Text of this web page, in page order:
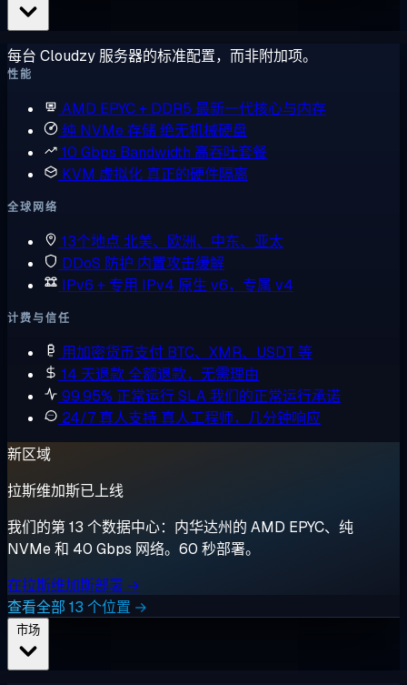
每台 Cloudzy 服务器的标准配置，而非附加项。
性能
AMD EPYC + DDR5 最新一代核心与内存
纯 NVMe 存储绝无机械硬盘
10 Gbps Bandwidth 高吞吐套餐
KVM 虚拟化 真正的硬件隔离
全球网络
13个地点 北美、欧洲、中东、亚太
DDoS 防护 内置攻击缓解
IPv6 + 专用 IPv4 原生 v6，专属 v4
计费与信任
用加密货币支付 BTC、XMR、USDT 等
14 天退款全额退款，无需理由
99.95% 正常运行 SLA我们的正常运行承诺
24/7 真人支持 真人工程师，几分钟响应
新区域
拉斯维加斯已上线
我们的第 13 个数据中心：内华达州的 AMD EPYC、纯
NVMe 和 40 Gbps 网络。60 秒部署。
在拉斯维加斯部署 →
查看全部 13 个位置 →